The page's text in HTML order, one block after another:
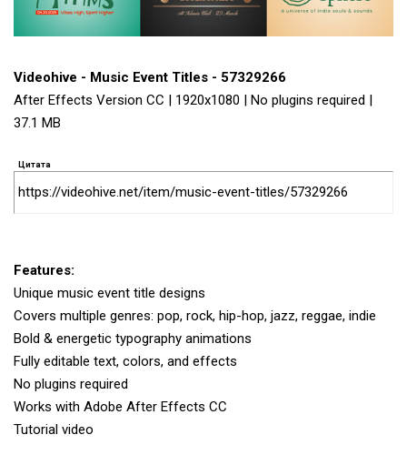
Videohive - Music Event Titles - 57329266
After Effects Version CC | 1920x1080 | No plugins required |
37.1 MB
Цитата
https://videohive.net/item/music-event-titles/57329266
Features:
Unique music event title designs
Covers multiple genres: pop, rock, hip-hop, jazz, reggae, indie
Bold & energetic typography animations
Fully editable text, colors, and effects
No plugins required
Works with Adobe After Effects CC
Tutorial video